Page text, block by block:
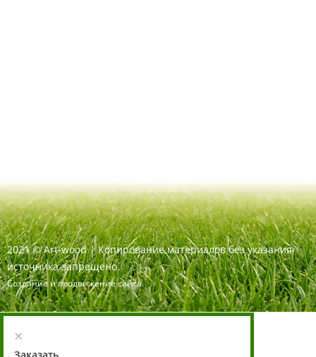
2021 ©Art-wood |Копирование материалов без указания
источника запрещено.
Создание и продвижение сайта
×